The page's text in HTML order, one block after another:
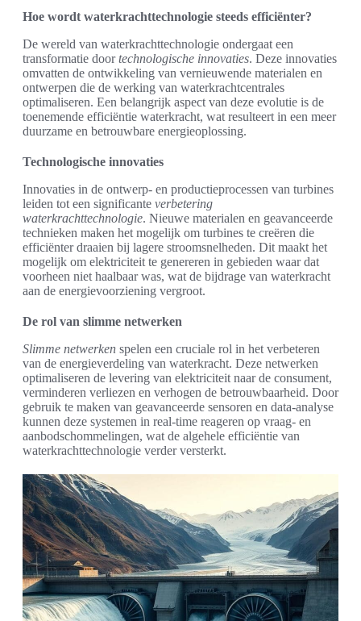
Hoe wordt waterkrachttechnologie steeds efficiënter?
De wereld van waterkrachttechnologie ondergaat een
transformatie doortechnologische innovaties. Deze innovaties
omvatten de ontwikkeling van vernieuwende materialen en
ontwerpen die de werking van waterkrachtcentrales
optimaliseren. Een belangrijk aspect van deze evolutie is de
toenemende efficiëntie waterkracht, wat resulteert in een meer
duurzame en betrouwbare energieoplossing.
Technologische innovaties
Innovaties in de ontwerp- en productieprocessen van turbines
leiden tot een significante verbetering
waterkrachttechnologie. Nieuwe materialen en geavanceerde
technieken maken het mogelijk om turbines te creëren die
efficiënter draaien bij lagere stroomsnelheden. Dit maakt het
mogelijk om elektriciteit te genereren in gebieden waar dat
voorheen niet haalbaar was, wat de bijdrage van waterkracht
aan de energievoorziening vergroot.
De rol van slimme netwerken
Slimme netwerken spelen een cruciale rol in het verbeteren
van de energieverdeling van waterkracht. Deze netwerken
optimaliseren de levering van elektriciteit naar de consument,
verminderen verliezen en verhogen de betrouwbaarheid. Door
gebruik te maken van geavanceerde sensoren en data-analyse
kunnen deze systemen in real-time reageren op vraag- en
aanbodschommelingen, wat de algehele efficiëntie van
waterkrachttechnologie verder versterkt.